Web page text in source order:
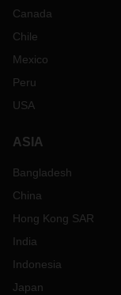
Canada
Chile
Mexico
Peru
USA
ASIA
Bangladesh
China
Hong Kong SAR
India
Indonesia
Japan